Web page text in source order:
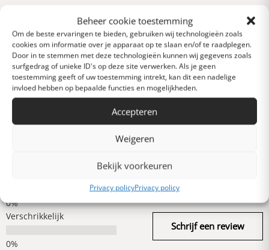
Beheer cookie toestemming
Om de beste ervaringen te bieden, gebruiken wij technologieën zoals
cookies om informatie over je apparaat op te slaan en/of te raadplegen.
Door in te stemmen met deze technologieën kunnen wij gegevens zoals
surfgedrag of unieke ID's op deze site verwerken. Als je geen
toestemming geeft of uw toestemming intrekt, kan dit een nadelige
invloed hebben op bepaalde functies en mogelijkheden.
Accepteren
Weigeren
Bekijk voorkeuren
Privacy policyPrivacy policy
0 van 5 sterren (op
basis van 0 reviews)
Uitstekend
Heel goed
Verschrikkelijk
Schrijf een review